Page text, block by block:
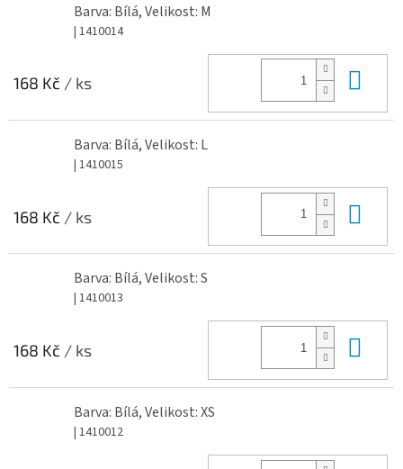
Barva: Bílá, Velikost: M
| 1410014
168 Kč / ks
Barva: Bílá, Velikost: L
| 1410015
168 Kč / ks
Barva: Bílá, Velikost: S
| 1410013
168 Kč / ks
Barva: Bílá, Velikost: XS
| 1410012